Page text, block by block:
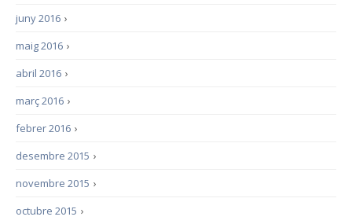
›
juny 2016
›
maig 2016
›
abril 2016
›
març 2016
›
febrer 2016
›
desembre 2015
›
novembre 2015
›
octubre 2015